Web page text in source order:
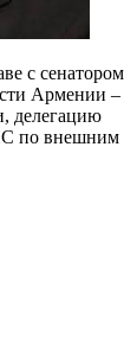
с сенатором
Армении –
делегацию
по внешним